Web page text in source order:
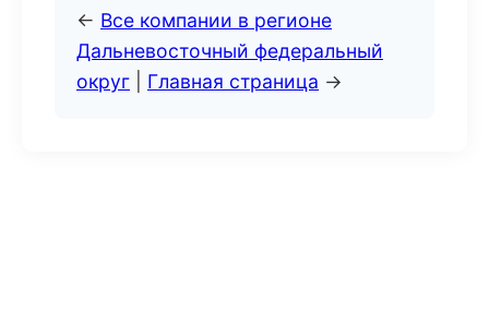
← Все компании в регионе
Дальневосточный федеральный
округ
Главная страница →